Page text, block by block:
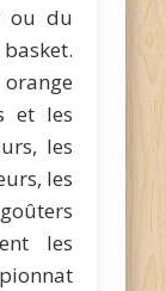
ou du
et les
les
les
les